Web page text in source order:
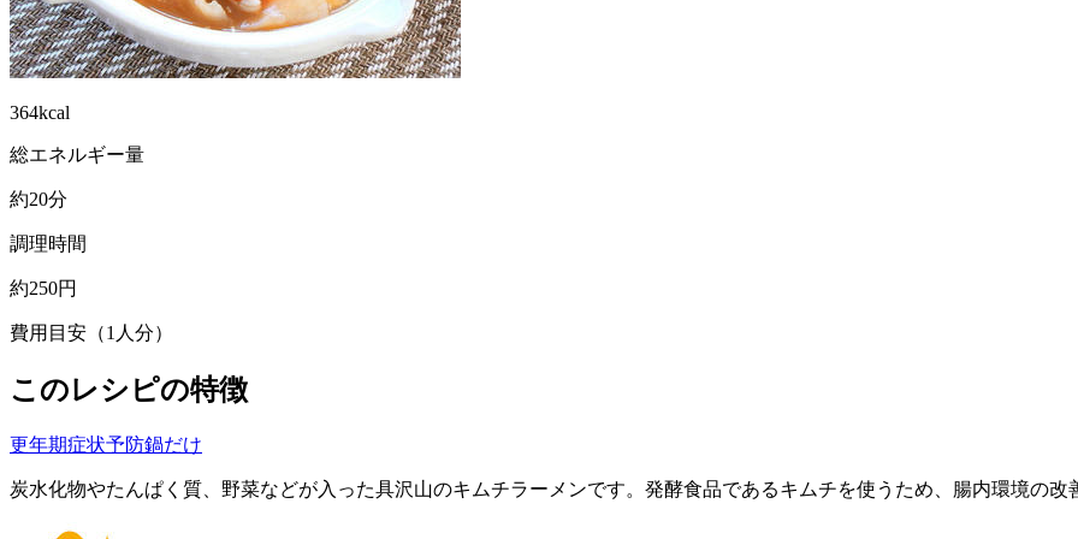
364kcal
総エネルギー量
約20分
調理時間
約250円
費用目安（1人分）
このレシピの特徴
更年期症状予防鍋だけ
炭水化物やたんぱく質、野菜などが入った具沢山のキムチラーメンです。発酵食品であるキムチを使うため、腸内環境の改